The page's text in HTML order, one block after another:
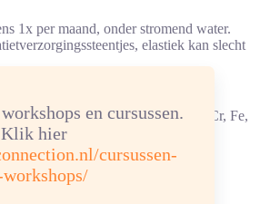
en cursussen.
Klik hier
cursussen-
workshops/
1x per maand, onder stromend water.
elastiek kan slecht
in de zon/daglicht.
Ca2Al3[O/OH/SiO4/Si2O7] + Ba, Cr, Fe,
6,5
van …